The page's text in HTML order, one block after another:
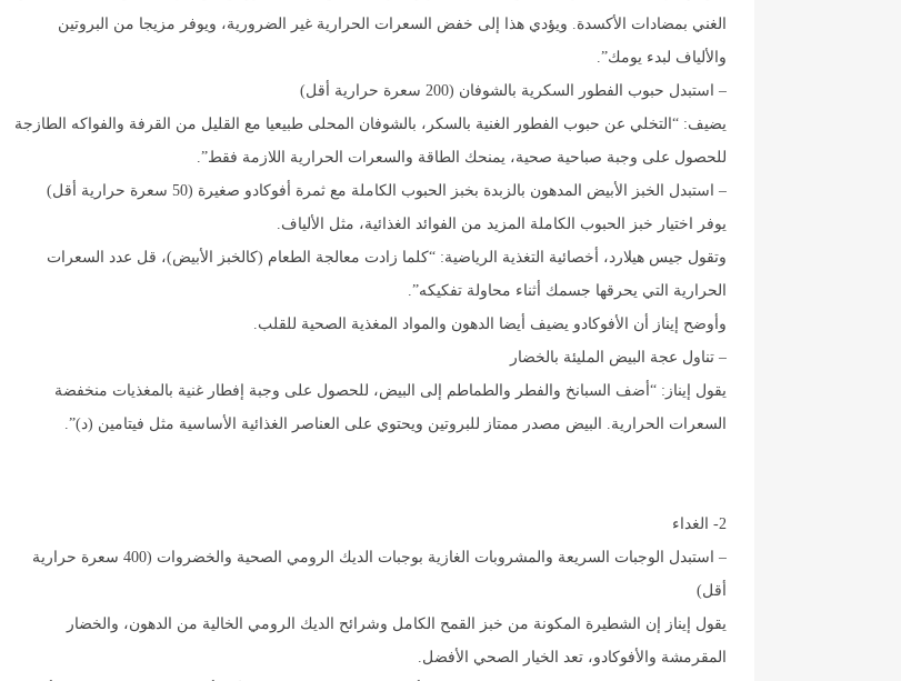
الغني بمضادات الأكسدة. ويؤدي هذا إلى خفض السعرات الحرارية غير الضرورية، ويوفر مزيجا من البروتين
والألياف لبدء يومك”.
– استبدل حبوب الفطور السكرية بالشوفان (200 سعرة حرارية أقل)
يضيف: “التخلي عن حبوب الفطور الغنية بالسكر، بالشوفان المحلى طبيعيا مع القليل من القرفة والفواكه الطازجة
للحصول على وجبة صباحية صحية، يمنحك الطاقة والسعرات الحرارية اللازمة فقط”.
– استبدل الخبز الأبيض المدهون بالزبدة بخبز الحبوب الكاملة مع ثمرة أفوكادو صغيرة (50 سعرة حرارية أقل)
يوفر اختيار خبز الحبوب الكاملة المزيد من الفوائد الغذائية، مثل الألياف.
وتقول جيس هيلارد، أخصائية التغذية الرياضية: “كلما زادت معالجة الطعام (كالخبز الأبيض)، قل عدد السعرات
الحرارية التي يحرقها جسمك أثناء محاولة تفكيكه”.
وأوضح إيناز أن الأفوكادو يضيف أيضا الدهون والمواد المغذية الصحية للقلب.
– تناول عجة البيض المليئة بالخضار
يقول إيناز: “أضف السبانخ والفطر والطماطم إلى البيض، للحصول على وجبة إفطار غنية بالمغذيات منخفضة
السعرات الحرارية. البيض مصدر ممتاز للبروتين ويحتوي على العناصر الغذائية الأساسية مثل فيتامين (د)”.
2- الغداء
– استبدل الوجبات السريعة والمشروبات الغازية بوجبات الديك الرومي الصحية والخضروات (400 سعرة حرارية
أقل)
يقول إيناز إن الشطيرة المكونة من خبز القمح الكامل وشرائح الديك الرومي الخالية من الدهون، والخضار
المقرمشة والأفوكادو، تعد الخيار الصحي الأفضل.